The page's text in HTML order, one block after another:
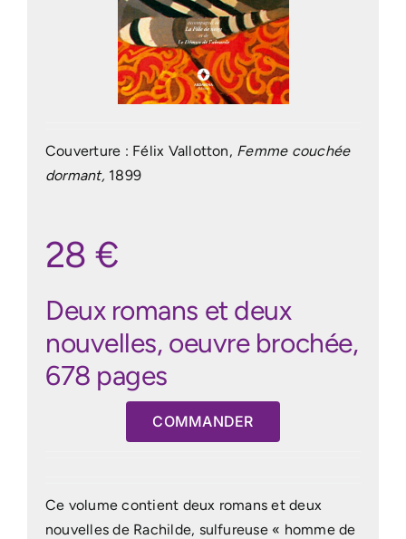
Couverture : Félix Vallotton, Femme couchée
dormant, 1899
28 €
Deux romans et deux
nouvelles, oeuvre brochée,
678 pages
COMMANDER
Ce volume contient deux romans et deux
nouvelles de Rachilde, sulfureuse « homme de